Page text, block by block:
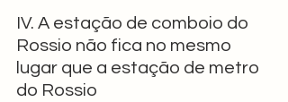
IV. A estação de comboio do
Rossio não fica no mesmo
lugar que a estação de metro
do Rossio